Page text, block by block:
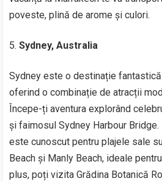
poveste, plină de arome și culori.
Sydney, Australia
Sydney este o destinație
oferind o combinație de atracții
Începe-ți aventura explorând
și faimosul Sydney Harbour Bridge.
este cunoscut pentru plajele sale
Beach și Manly Beach, ideale
plus, poți vizita Grădina Botanică